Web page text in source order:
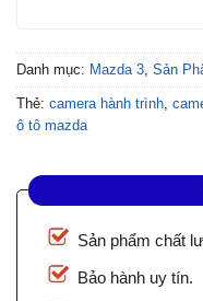
Danh mục: Mazda 3 Sản
Thẻ: camera hành trình
ô tô mazda
Sản phẩm chất
Bảo hành uy tín.